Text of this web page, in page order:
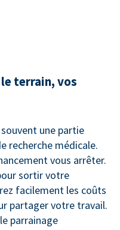
terrain, vos
une partie
recherche médicale.
vous arrêter.
sortir votre
facilement les coûts
partager votre travail.
parrainage